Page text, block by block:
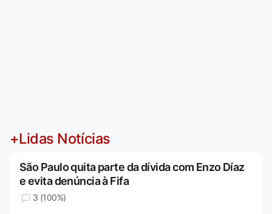
+Lidas Notícias
São Paulo quita parte da dívida com Enzo Díaz
e evita denúncia à Fifa
3 (100%)